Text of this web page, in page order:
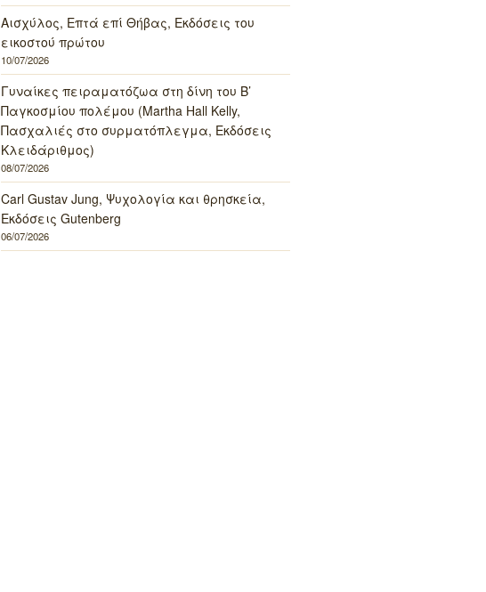
Αισχύλος, Επτά επί Θήβας, Εκδόσεις του
εικοστού πρώτου
10/07/2026
Γυναίκες πειραματόζωα στη δίνη του Β’
Παγκοσμίου πολέμου (Martha Hall Kelly,
Πασχαλιές στο συρματόπλεγμα, Εκδόσεις
Κλειδάριθμος)
08/07/2026
Carl Gustav Jung, Ψυχολογία και θρησκεία,
Εκδόσεις Gutenberg
06/07/2026